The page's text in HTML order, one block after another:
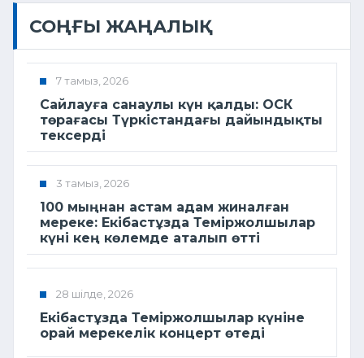
СОҢҒЫ ЖАҢАЛЫҚ
7 тамыз, 2026
Сайлауға санаулы күн қалды: ОСК
төрағасы Түркістандағы дайындықты
тексерді
3 тамыз, 2026
100 мыңнан астам адам жиналған
мереке: Екібастұзда Теміржолшылар
күні кең көлемде аталып өтті
28 шілде, 2026
Екібастұзда Теміржолшылар күніне
орай мерекелік концерт өтеді